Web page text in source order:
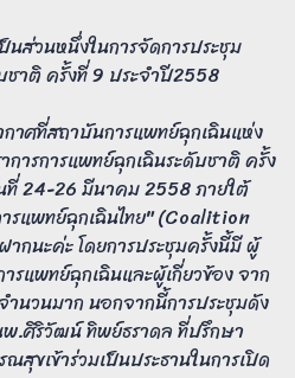
นส่วนหนึ่งในการจัดการประชุม
ชาติ ครั้งที่ 9 ประจำปี2558
าศที่สถาบันการแพทย์ฉุกเฉินแห่ง
ารการแพทย์ฉุกเฉินระดับชาติ ครั้ง
ที่ 24-26 มีนาคม 2558 ภายใต้
รแพทย์ฉุกเฉินไทย" (Coalition
กนะค่ะ โดยการประชุมครั้งนี้มี ผู้
แพทย์ฉุกเฉินและผู้เกี่ยวข้อง จาก
ำนวนมาก นอกจากนี้การประชุมดัง
พ.ศิริวัฒน์ ทิพย์ธราดล ที่ปรึกษา
สุขเข้าร่วมเป็นประธานในการเปิด